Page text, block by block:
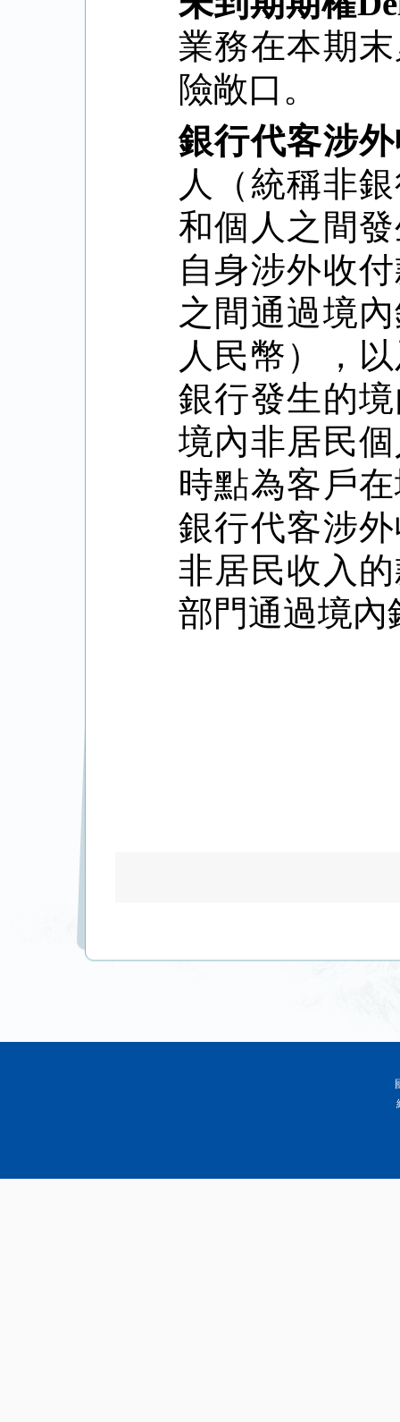
業務在本期
險敞口。
銀行代客涉
人（統稱非
和個人之間
自身涉外收
之間通過境
人民幣），
銀行發生的
境內非居民
時點為客戶
銀行代客涉
非居民收入
部門通過境內